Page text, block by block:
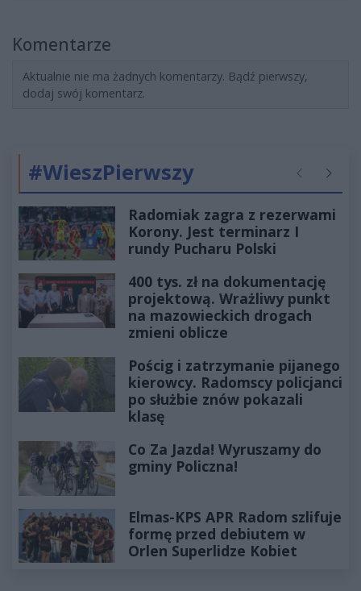
Komentarze
Aktualnie nie ma żadnych komentarzy. Bądź pierwszy,
dodaj swój komentarz.
#WieszPierwszy Poprzednie
Radomiak zagra z rezerwami
Korony. Jest terminarz I
rundy Pucharu Polski
400 tys. zł na dokumentację
projektową. Wrażliwy punkt
na mazowieckich drogach
zmieni oblicze
Pościg i zatrzymanie pijanego
kierowcy. Radomscy policjanci
po służbie znów pokazali
klasę
Co Za Jazda! Wyruszamy do
gminy Policzna!
Elmas-KPS APR Radom szlifuje
formę przed debiutem w
Orlen Superlidze Kobiet